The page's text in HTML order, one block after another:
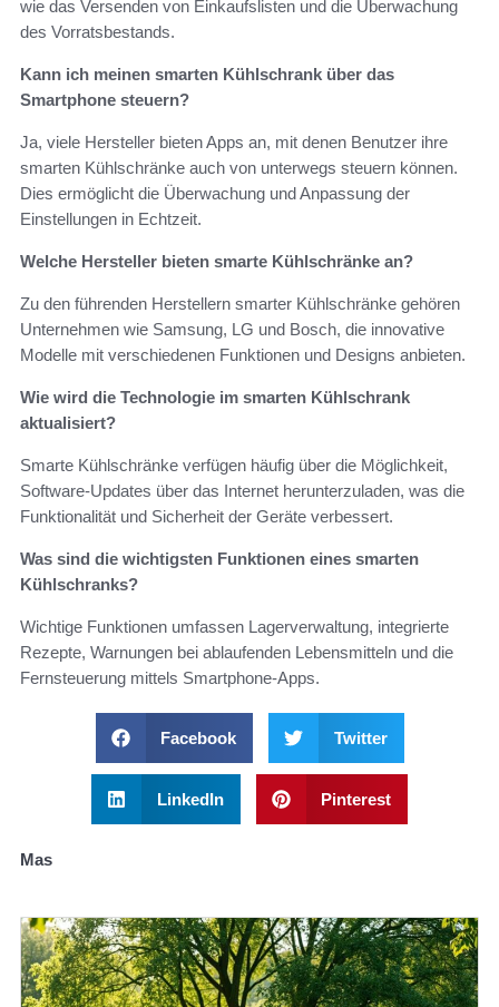
wie das Versenden von Einkaufslisten und die Überwachung
des Vorratsbestands.
Kann ich meinen smarten Kühlschrank über das
Smartphone steuern?
Ja, viele Hersteller bieten Apps an, mit denen Benutzer ihre
smarten Kühlschränke auch von unterwegs steuern können.
Dies ermöglicht die Überwachung und Anpassung der
Einstellungen in Echtzeit.
Welche Hersteller bieten smarte Kühlschränke an?
Zu den führenden Herstellern smarter Kühlschränke gehören
Unternehmen wie Samsung, LG und Bosch, die innovative
Modelle mit verschiedenen Funktionen und Designs anbieten.
Wie wird die Technologie im smarten Kühlschrank
aktualisiert?
Smarte Kühlschränke verfügen häufig über die Möglichkeit,
Software-Updates über das Internet herunterzuladen, was die
Funktionalität und Sicherheit der Geräte verbessert.
Was sind die wichtigsten Funktionen eines smarten
Kühlschranks?
Wichtige Funktionen umfassen Lagerverwaltung, integrierte
Rezepte, Warnungen bei ablaufenden Lebensmitteln und die
Fernsteuerung mittels Smartphone-Apps.
Facebook Twitter
LinkedIn Pinterest
Mas